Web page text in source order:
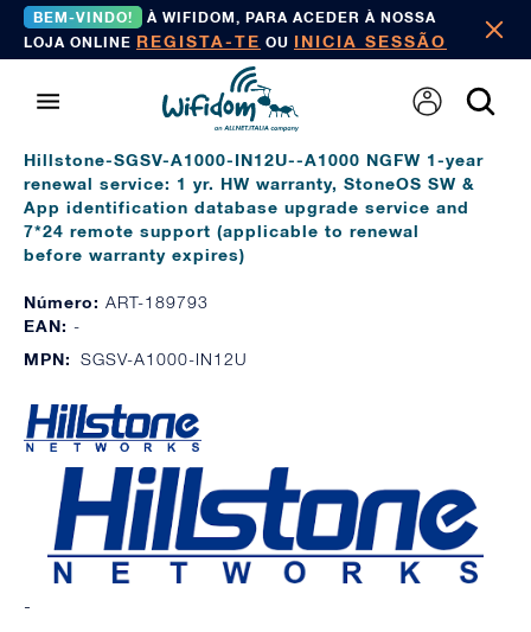
BEM-VINDO!
À WIFIDOM, PARA ACEDER À NOSSA
LOJA ONLINE REGISTA-TE OU INICIA SESSÃO
Hillstone-SGSV-A1000-IN12U--A1000 NGFW 1-year
renewal service: 1 yr. HW warranty, StoneOS SW &
App identification database upgrade service and
7*24 remote support (applicable to renewal
before warranty expires)
Número: ART-189793
EAN: -
MPN: SGSV-A1000-IN12U
-